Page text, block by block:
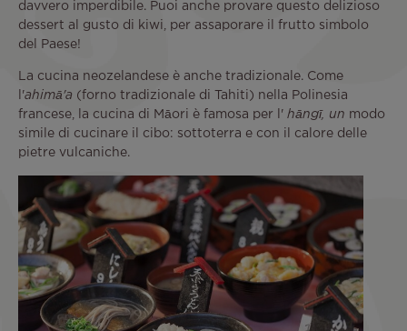
davvero imperdibile. Puoi anche provare questo delizioso
dessert al gusto di kiwi, per assaporare il frutto simbolo
del Paese!
La cucina neozelandese è anche tradizionale. Come
l'ahimā'a (forno tradizionale di Tahiti) nella Polinesia
francese, la cucina di Māori è famosa per l' hāngī, un modo
simile di cucinare il cibo: sottoterra e con il calore delle
pietre vulcaniche.